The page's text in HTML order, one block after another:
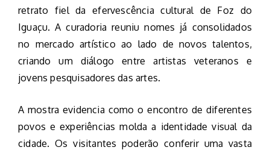
retrato fiel da efervescência cultural de Foz do
Iguaçu. A curadoria reuniu nomes já consolidados
no mercado artístico ao lado de novos talentos,
criando um diálogo entre artistas veteranos e
jovens pesquisadores das artes.
A mostra evidencia como o encontro de diferentes
povos e experiências molda a identidade visual da
cidade. Os visitantes poderão conferir uma vasta